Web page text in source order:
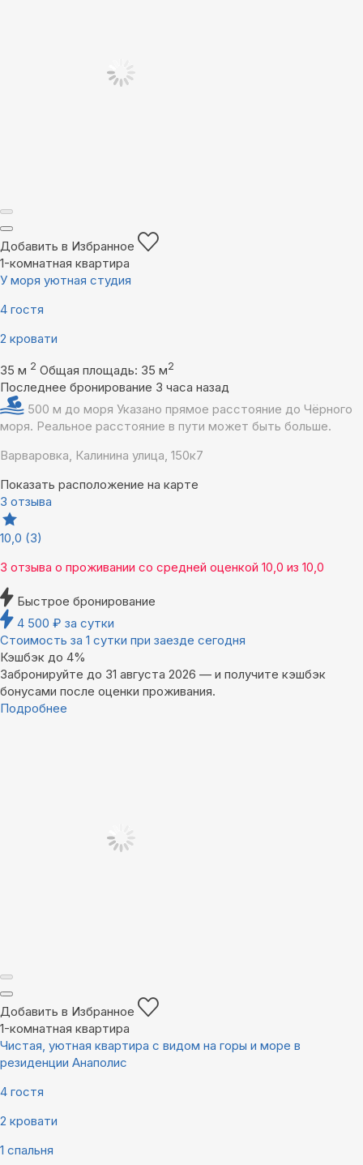
Добавить в Избранное
1-комнатная квартира
У моря уютная студия
4 гостя
2 кровати
35 м 2 Общая площадь: 35 м2
Последнее бронирование 3 часа назад
500 м до моря Указано прямое расстояние до Чёрного
моря. Реальное расстояние в пути может быть больше.
Варваровка, Калинина улица, 150к7
Показать расположение на карте
3 отзыва
10,0 (3)
3 отзыва о проживании со средней оценкой 10,0 из 10,0
Быстрое бронирование
4 500 ₽ за сутки
Стоимость за 1 сутки при заезде сегодня
Кэшбэк до 4%
Забронируйте до 31 августа 2026 — и получите кэшбэк
бонусами после оценки проживания.
Подробнее
Добавить в Избранное
1-комнатная квартира
Чистая, уютная квартира с видом на горы и море в
резиденции Анаполис
4 гостя
2 кровати
1 спальня